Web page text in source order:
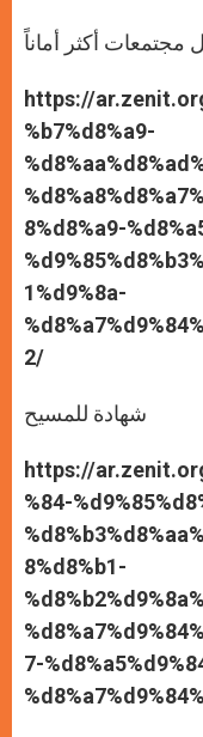
مجتمعات أكثر أماناً
https://
%b7%d8%a9-
8%d8%a9-
1%d9%8a-
2/
شهادة للمسيح
https://
%84-
8%d8%b1-
7-